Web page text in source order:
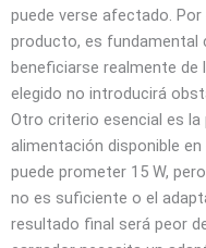
puede verse afectado.
producto, es fundamental
beneficiarse realmente de
elegido no introducirá
Otro criterio esencial es la
alimentación disponible
puede prometer 15 W,
no es suficiente o el
resultado final será peor